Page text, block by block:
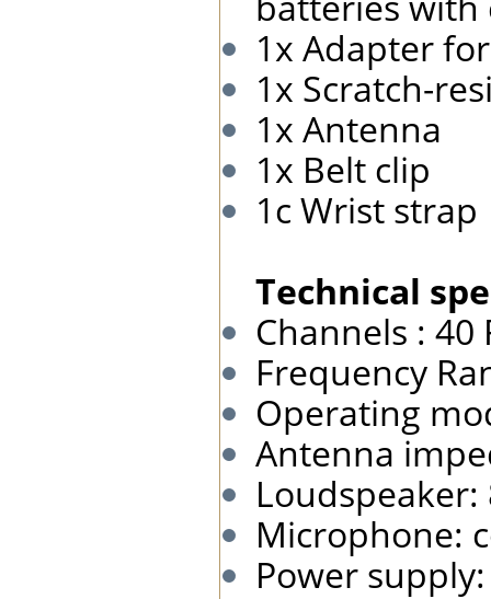
1x Adapter
1x Scratch-
1x Antenna
1x Belt clip
1c Wrist strap
Technical
Channels :
Frequency
Operating
Antenna
Loudspeaker:
Microphone:
Power